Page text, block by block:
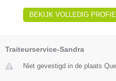
BEKIJK VOLLEDIG
Traiteurservice-Sandra
Niet gevestigd in de plaats